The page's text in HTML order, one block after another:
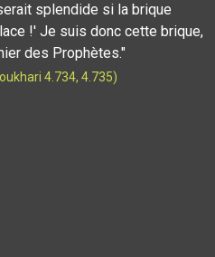
splendide si la brique
!' Je suis donc cette brique,
des Prophètes."
4.734, 4.735)